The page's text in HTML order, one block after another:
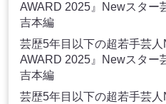
AWARD 2025』Newスター
吉本編
芸歴5年目以下の超若手芸
AWARD 2025』Newスター
吉本編
芸歴5年目以下の超若手芸